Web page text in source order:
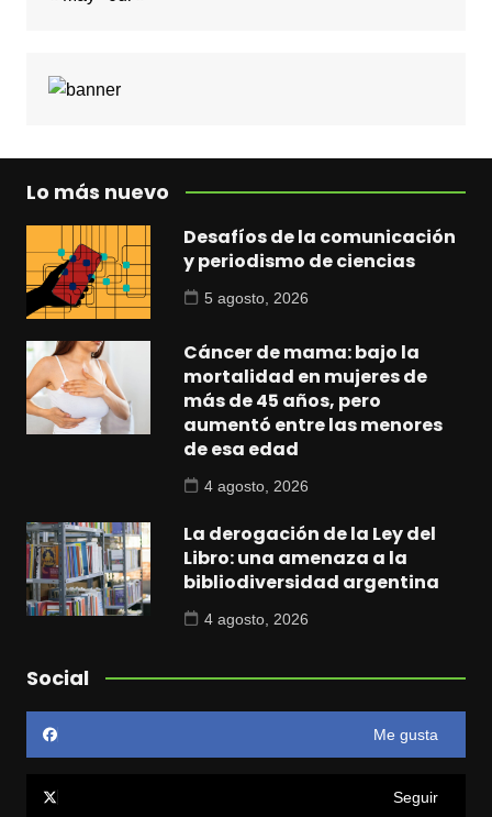
Lo más nuevo
Desafíos de la comunicación
y periodismo de ciencias
5 agosto, 2026
Cáncer de mama: bajo la
mortalidad en mujeres de
más de 45 años, pero
aumentó entre las menores
de esa edad
4 agosto, 2026
La derogación de la Ley del
Libro: una amenaza a la
bibliodiversidad argentina
4 agosto, 2026
Social
Me gusta
Seguir